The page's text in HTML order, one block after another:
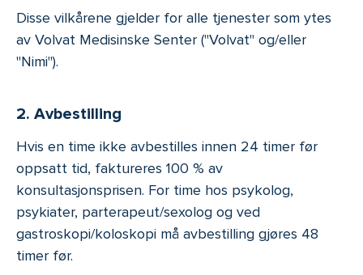
Disse vilkårene gjelder for alle tjenester som ytes
av Volvat Medisinske Senter ("Volvat" og/eller
"Nimi").
2. Avbestilling
Hvis en time ikke avbestilles innen 24 timer før
oppsatt tid, faktureres 100 % av
konsultasjonsprisen. For time hos psykolog,
psykiater, parterapeut/sexolog og ved
gastroskopi/koloskopi må avbestilling gjøres 48
timer før.